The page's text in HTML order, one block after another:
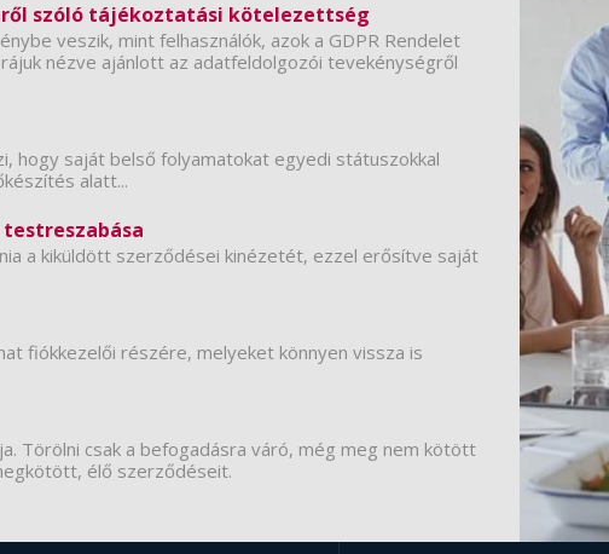
szóló tájékoztatási kötelezettség
veszik, mint felhasználók, azok a GDPR Rendelet
nézve ajánlott az adatfeldolgozói tevekénységről
hogy saját belső folyamatokat egyedi státuszokkal
alatt...
a kiküldött szerződései kinézetét, ezzel erősítve saját
fiókkezelői részére, melyeket könnyen vissza is
Törölni csak a befogadásra váró, még meg nem kötött
élő szerződéseit.